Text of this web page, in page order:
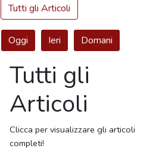
Tutti gli Articoli
Oggi Ieri Domani
Tutti gli
Articoli
Clicca per visualizzare gli articoli
completi!